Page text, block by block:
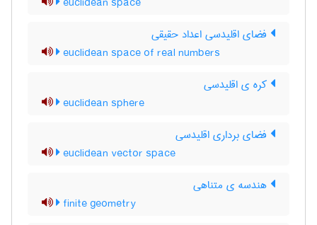
فضای اقلیدسی اعداد حقیقی
euclidean space of real numbers
کره ی اقلیدسی
euclidean sphere
فضای برداری اقلیدسی
euclidean vector space
هندسه ی متناهی
finite geometry